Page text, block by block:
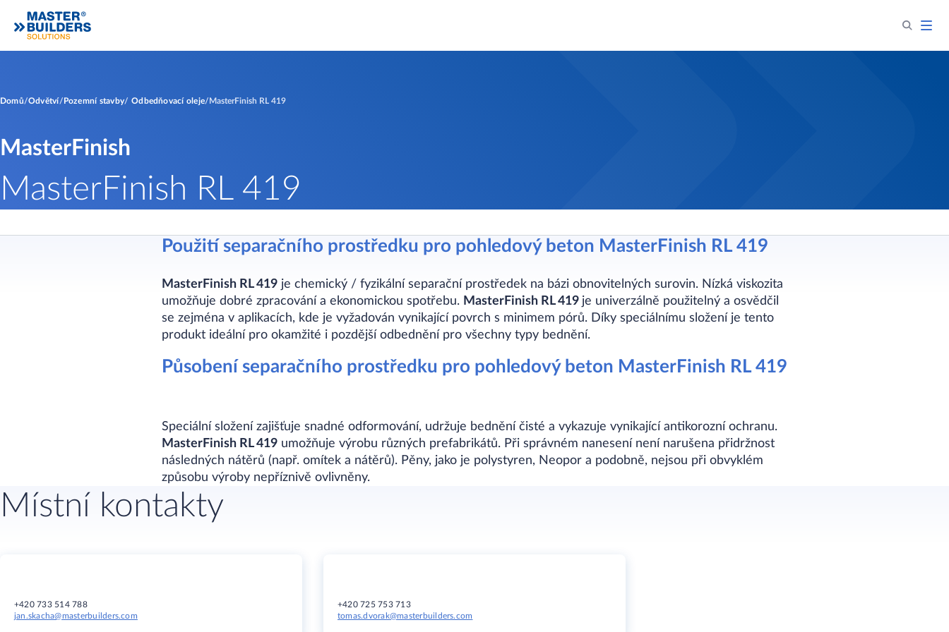
Domů Odvětví Pozemní stavby Odbedňovací oleje MasterFinish RL 419
MasterFinish
MasterFinish RL 419
Použití separačního prostředku pro pohledový beton MasterFinish RL 419
MasterFinish RL 419 je chemický / fyzikální separační prostředek na bázi obnovitelných surovin. Nízká viskozita
umožňuje dobré zpracování a ekonomickou spotřebu. MasterFinish RL 419 je univerzálně použitelný a osvědčil
se zejména v aplikacích, kde je vyžadován vynikající povrch s minimem pórů. Díky speciálnímu složení je tento
produkt ideální pro okamžité i pozdější odbednění pro všechny typy bednění.
Působení separačního prostředku pro pohledový beton MasterFinish RL 419
Speciální složení zajišťuje snadné odformování, udržuje bednění čisté a vykazuje vynikající antikorozní ochranu.
MasterFinish RL 419 umožňuje výrobu různých prefabrikátů. Při správném nanesení není narušena přidržnost
následných nátěrů (např. omítek a nátěrů). Pěny, jako je polystyren, Neopor a podobně, nejsou při obvyklém
způsobu výroby nepříznivě ovlivněny.
Místní kontakty
+420 733 514 788
jan.skacha@masterbuilders.com
+420 725 753 713
tomas.dvorak@masterbuilders.com